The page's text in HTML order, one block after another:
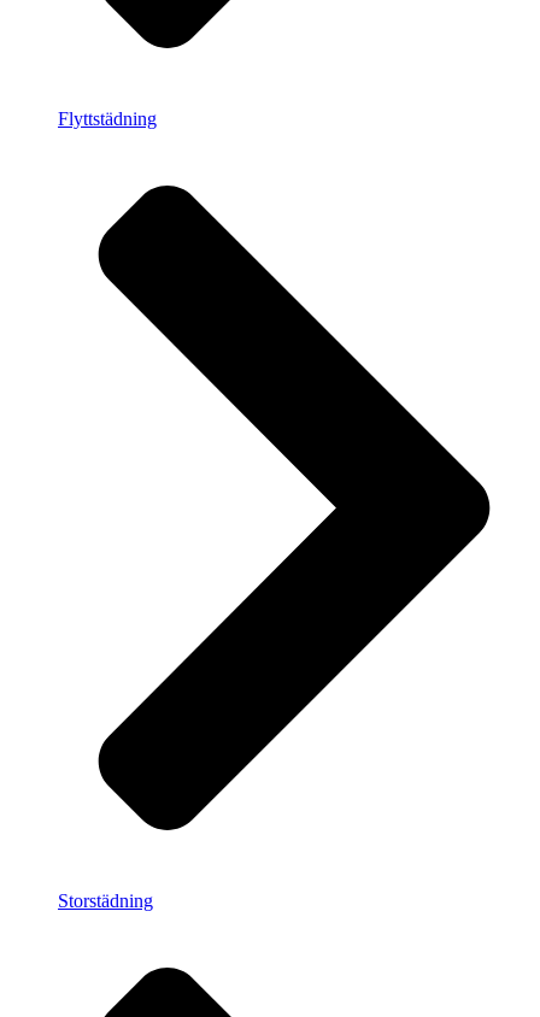
Flyttstädning
Storstädning